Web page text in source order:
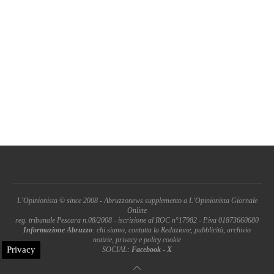
L'Opinionista © since 2008 - Abruzzonews supplemento a L'Opinionista Giornale
Online
reg. tribunale Pescara n.08/2008 - iscrizione al ROC n°17982 - P.iva 01873660680
Informazione Abruzzo: chi siamo, contatta la Redazione, pubblicità, archivio
notizie, privacy e policy cookie
SOCIAL: Facebook - X
Privacy